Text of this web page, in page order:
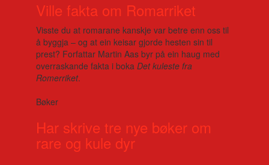
Ville fakta om Romarriket
Visste du at romarane kanskje var betre enn oss til
å byggja – og at ein keisar gjorde hesten sin til
prest? Forfattar Martin Aas byr på ein haug med
overraskande fakta i boka Det kuleste fra
Romerriket.
Bøker
Har skrive tre nye bøker om
rare og kule dyr